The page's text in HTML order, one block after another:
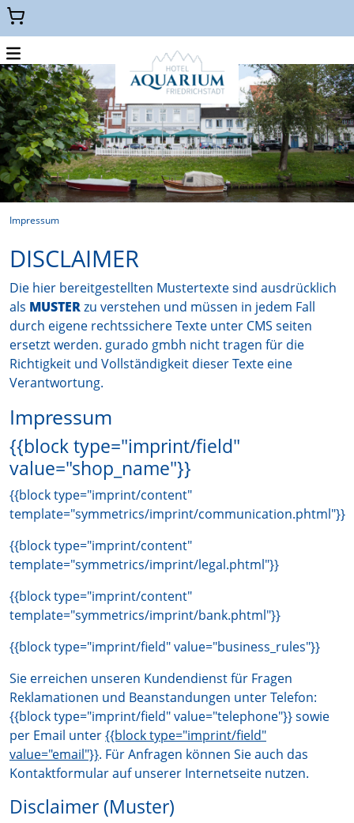
Menu
WELLNESS GUTSCHEINE
KULINARISCHE GUTSCHEINE
HOTEL GUTSCHEINE
ZURÜCK ZUR HAUPTSEITE
Impressum
DISCLAIMER
Die hier bereitgestellten Mustertexte sind ausdrücklich
als MUSTERzu verstehen und müssen in jedem Fall
durch eigene rechtssichere Texte unter CMS seiten
ersetzt werden. gurado gmbh nicht tragen für die
Richtigkeit und Vollständigkeit dieser Texte eine
Verantwortung.
Impressum
{{block type="imprint/field"
value="shop_name"}}
{{block type="imprint/content"
template="symmetrics/imprint/communication.phtml"}}
{{block type="imprint/content"
template="symmetrics/imprint/legal.phtml"}}
{{block type="imprint/content"
template="symmetrics/imprint/bank.phtml"}}
{{block type="imprint/field" value="business_rules"}}
Sie erreichen unseren Kundendienst für Fragen
Reklamationen und Beanstandungen unter Telefon:
{{block type="imprint/field" value="telephone"}} sowie
per Email unter{{block type="imprint/field"
value="email"}}. Für Anfragen können Sie auch das
Kontaktformular auf unserer Internetseite nutzen.
Disclaimer (Muster)